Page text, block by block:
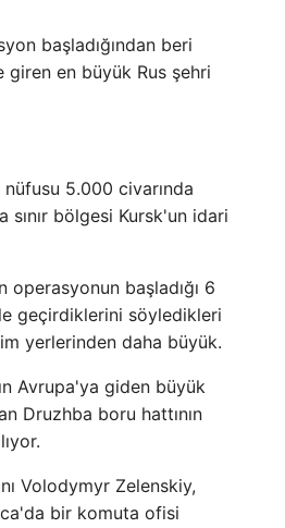
başladığından beri
giren en büyük Rus şehri
5.000 civarında
sınır bölgesi Kursk'un idari
operasyonun başladığı 6
geçirdiklerini söyledikleri
yerlerinden daha büyük.
Avrupa'ya giden büyük
Druzhba boru hattının
Volodymyr Zelenskiy,
bir komuta ofisi